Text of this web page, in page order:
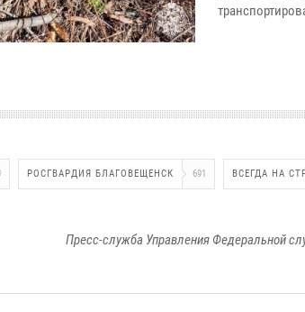
РОСГВАРДИЯ БЛАГОВЕЩЕНСК 691 ВСЕГДА НА
Пресс-служба Управления Федеральной